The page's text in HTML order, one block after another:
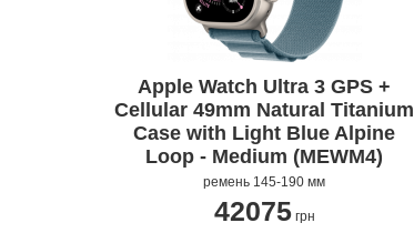
Apple Watch Ultra 3 GPS +
Cellular 49mm Natural Titanium
Case with Light Blue Alpine
Loop - Medium (MEWM4)
ремень 145-190 мм
42075грн